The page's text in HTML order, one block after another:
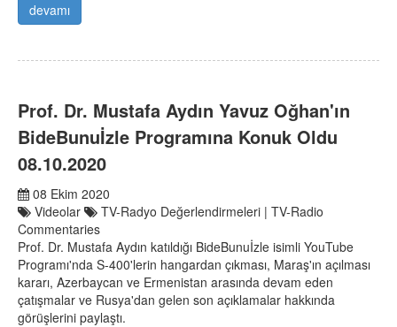
devamı
Prof. Dr. Mustafa Aydın Yavuz Oğhan'ın
BideBunuİzle Programına Konuk Oldu
08.10.2020
08 Ekim 2020
Videolar
TV-Radyo Değerlendirmeleri | TV-Radio
Commentaries
Prof. Dr. Mustafa Aydın katıldığı BideBunuİzle isimli YouTube
Programı'nda S-400'lerin hangardan çıkması, Maraş'ın açılması
kararı, Azerbaycan ve Ermenistan arasında devam eden
çatışmalar ve Rusya'dan gelen son açıklamalar hakkında
görüşlerini paylaştı.